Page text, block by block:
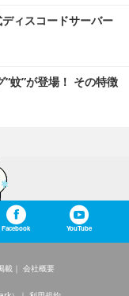
ィスコードサーバー
“蚊”が登場！ その特徴
Facebook YouTube
載
会社概要